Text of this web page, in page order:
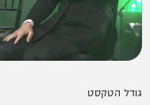
גודל הטקסט